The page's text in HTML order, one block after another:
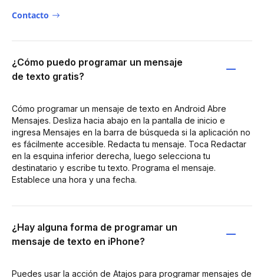
Contacto
¿Cómo puedo programar un mensaje
de texto gratis?
Cómo programar un mensaje de texto en Android Abre
Mensajes. Desliza hacia abajo en la pantalla de inicio e
ingresa Mensajes en la barra de búsqueda si la aplicación no
es fácilmente accesible. Redacta tu mensaje. Toca Redactar
en la esquina inferior derecha, luego selecciona tu
destinatario y escribe tu texto. Programa el mensaje.
Establece una hora y una fecha.
¿Hay alguna forma de programar un
mensaje de texto en iPhone?
Puedes usar la acción de Atajos para programar mensajes de